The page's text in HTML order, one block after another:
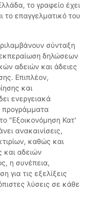
το γραφείο έχει
το επαγγελματικό του
σύνταξη
δηλώσεων
αδειών και άδειες
Επιπλέον,
και
ενεργειακά
προγράμματα
"Εξοικονόμηση Κατ'
ανακαινίσεις,
καθώς και
και αδειών
η συνέπεια,
για τις εξελίξεις
λύσεις σε κάθε